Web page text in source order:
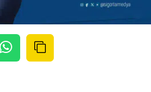
Çanakkale
Çankırı
Çorum